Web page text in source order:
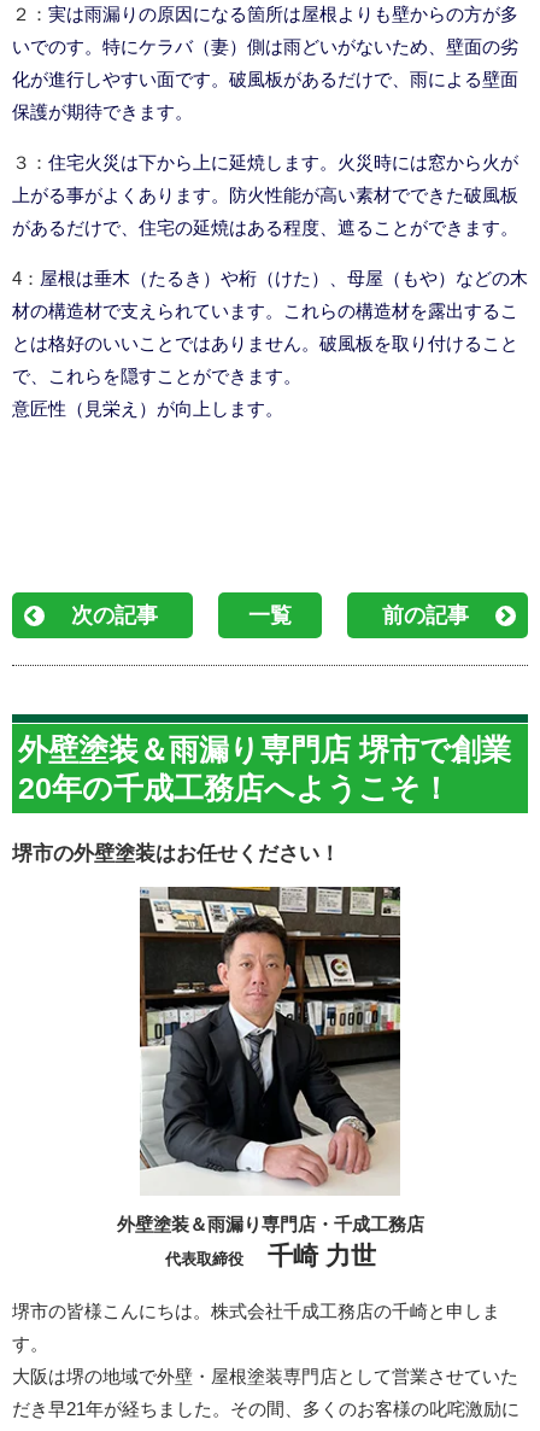
２： 実は雨漏りの原因になる箇所は屋根よりも壁からの方が多
いでのす。 特にケラバ（妻）側は雨どいがないため、壁面の劣
化が進行しやすい面です。 破風板があるだけで、雨による壁面
保護が期待できます。
３： 住宅火災は下から上に延焼します。火災時には窓から火が
上がる事がよくあります。
防火性能が高い素材でできた破風板
があるだけで、住宅の延焼はある程度、遮ることができます。
4： 屋根は垂木（たるき）や桁（けた）、母屋（もや）などの木
材の構造材で支えられています。 これらの構造材を露出するこ
とは格好のいいことではありません。 破風板を取り付けること
で、これらを隠すことができます。
意匠性（見栄え）が向上します。
次の記事 一覧 前の記事
外壁塗装＆雨漏り専門店 堺市で創業
20年の千成工務店へようこそ！
堺市の外壁塗装はお任せください！
外壁塗装＆雨漏り専門店・千成工務店
代表取締役 千崎 力世
堺市の皆様こんにちは。株式会社千成工務店の千崎と申しま
す。
大阪は堺の地域で外壁・屋根塗装専門店として営業させていた
だき早21年が経ちました。その間、多くのお客様の叱咤激励に